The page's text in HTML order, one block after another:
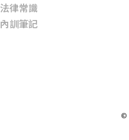
法律常識
內訓筆記
©